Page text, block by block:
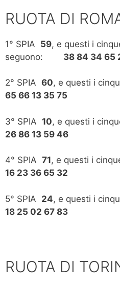
RUOTA DI
1° SPIA 59, e questi i
seguono: 38 84 34 65
2° SPIA 60, e questi i
65 66 13 35 75
3° SPIA 10, e questi i
26 86 13 59 46
4° SPIA 71, e questi i
16 23 36 65 32
5° SPIA 24, e questi i
18 25 02 67 83
RUOTA DI